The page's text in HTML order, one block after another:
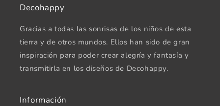
Decohappy
Gracias a todas las sonrisas de los niños de esta
tierra y de otros mundos. Ellos han sido de gran
inspiración para poder crear alegría y fantasía y
transmitirla en los diseños de Decohappy.
Información